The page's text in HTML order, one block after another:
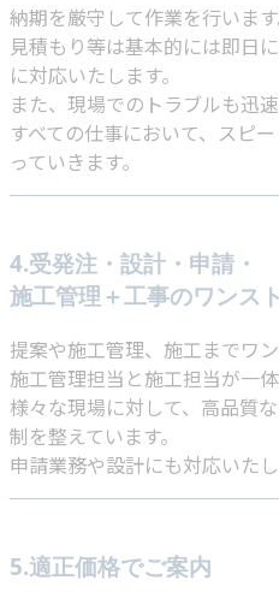
納期を厳守して作業を行います
見積もり等は基本的には即日
に対応いたします。
また、現場でのトラブルも迅
すべての仕事において、スピ
っていきます。
4.受発注・設計・申請・
施工管理＋工事のワンス
提案や施工管理、施工までワ
施工管理担当と施工担当が一
様々な現場に対して、高品質
制を整えています。
申請業務や設計にも対応いたし
5.適正価格でご案内